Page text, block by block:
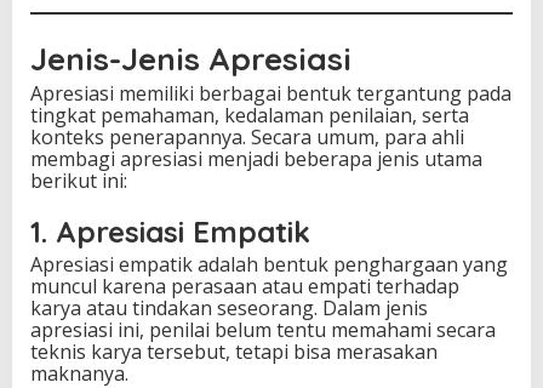
Jenis-Jenis Apresiasi
Apresiasi memiliki berbagai bentuk tergantung pada
tingkat pemahaman, kedalaman penilaian, serta
konteks penerapannya. Secara umum, para ahli
membagi apresiasi menjadi beberapa jenis utama
berikut ini:
1. Apresiasi Empatik
Apresiasi empatik adalah bentuk penghargaan yang
muncul karena perasaan atau empati terhadap
karya atau tindakan seseorang. Dalam jenis
apresiasi ini, penilai belum tentu memahami secara
teknis karya tersebut, tetapi bisa merasakan
maknanya.